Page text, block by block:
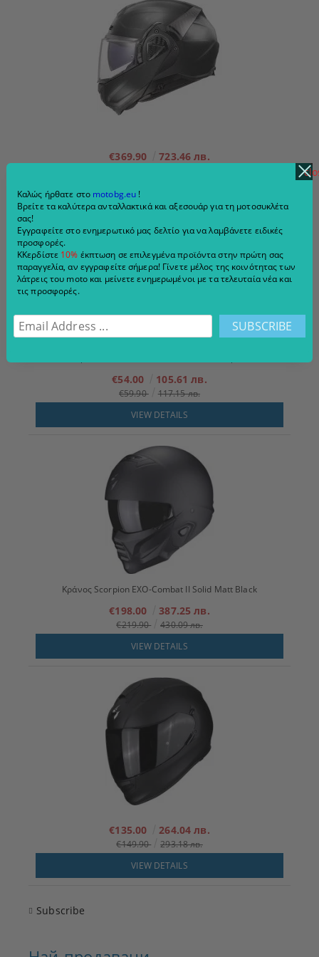
€369.90 723.46 лв.
€54.00 105.61 лв.
€59.90
117.15 лв.
VIEW DETAILS
Κράνος Scorpion EXO-Combat II Solid Matt Black
€198.00 387.25 лв.
€219.90
430.09 лв.
VIEW DETAILS
€135.00 264.04 лв.
€149.90
293.18 лв.
VIEW DETAILS
Subscribe
Καλώς ήρθατε στο motobg.eu !
Βρείτε τα καλύτερα ανταλλακτικά και αξεσουάρ για τη μοτοσυκλέτα
σας!
Εγγραφείτε στο ενημερωτικό μας δελτίο για να λαμβάνετε ειδικές
προσφορές.
ΚΚερδίστε 10% έκπτωση σε επιλεγμένα προϊόντα στην πρώτη σας
παραγγελία, αν εγγραφείτε σήμερα! Γίνετε μέλος της κοινότητας των
λάτρεις του moto και μείνετε ενημερωμένοι με τα τελευταία νέα και
τις προσφορές.